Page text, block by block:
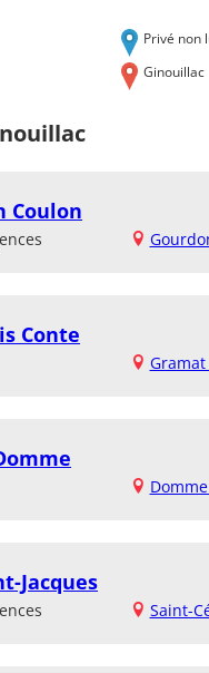
Privé non
Ginouillac
Coulon
Conte
Jacques
Saint-